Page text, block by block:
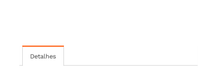
Detalhes